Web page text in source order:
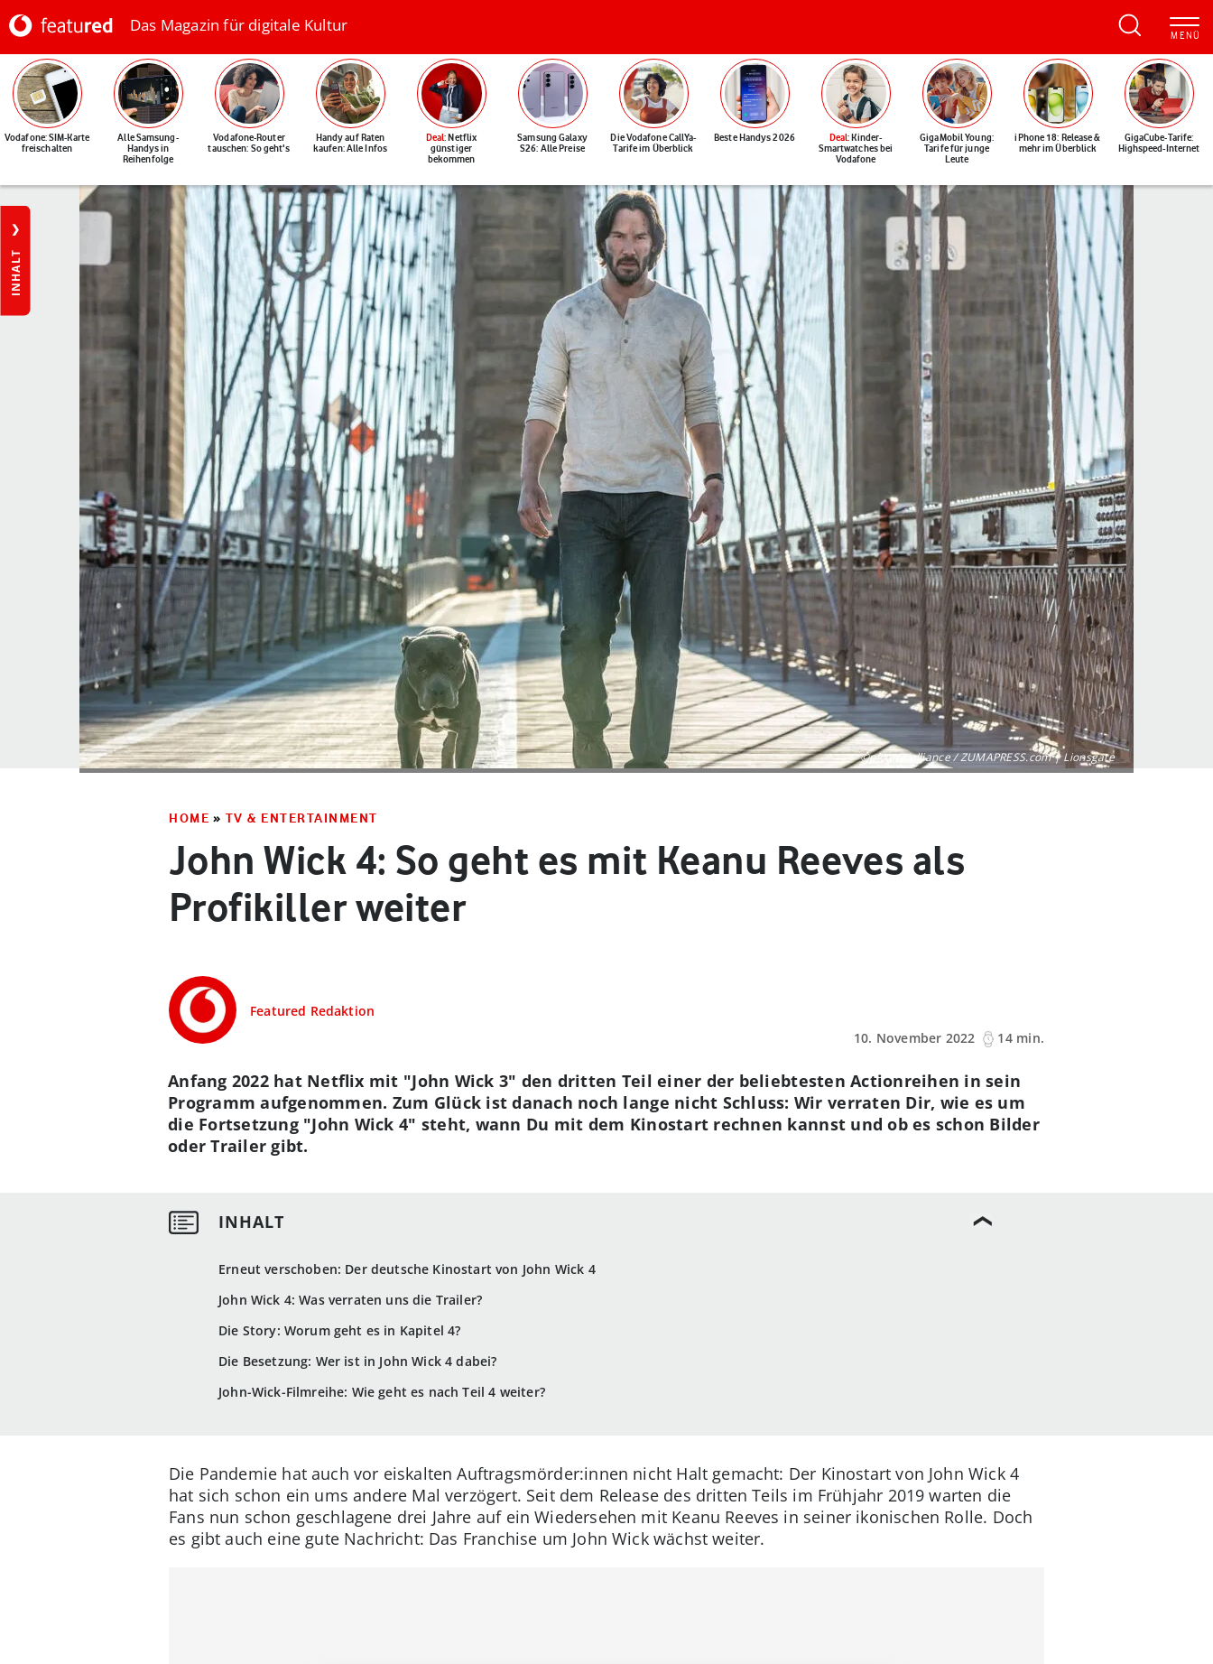
Das Magazin für digitale Kultur
Vodafone: SIM-Karte
freischalten
Alle Samsung-
Handys in
Reihenfolge
Vodafone-Router
tauschen: So geht's
Handy auf Raten
kaufen: Alle Infos
Deal: Netflix
günstiger
bekommen
Samsung Galaxy
S26: Alle Preise
Die Vodafone CallYa-
Tarife im Überblick
Beste Handys 2026 Deal: Kinder-
Smartwatches bei
Vodafone
GigaMobil Young:
Tarife für junge
Leute
iPhone 18: Release &
mehr im Überblick
GigaCube-Tarife:
Highspeed-Internet
INHALT
©picture alliance / ZUMAPRESS.com | Lionsgate
HOME » TV & ENTERTAINMENT
John Wick 4: So geht es mit Keanu Reeves als
Profikiller weiter
Featured Redaktion
10. November 2022
14 min.
Erneut verschoben: Der deutsche Kinostart von John Wick 4
John Wick 4: Was verraten uns die Trailer?
Die Story: Worum geht es in Kapitel 4?
Die Besetzung: Wer ist in John Wick 4 dabei?
John-Wick-Filmreihe: Wie geht es nach Teil 4 weiter?
Anfang 2022 hat Netflix mit "John Wick 3" den dritten Teil einer der beliebtesten Actionreihen in sein
Programm aufgenommen. Zum Glück ist danach noch lange nicht Schluss: Wir verraten Dir, wie es um
die Fortsetzung "John Wick 4" steht, wann Du mit dem Kinostart rechnen kannst und ob es schon Bilder
oder Trailer gibt.
Die Pandemie hat auch vor eiskalten Auftragsmörder:innen nicht Halt gemacht: Der Kinostart von John Wick 4
hat sich schon ein ums andere Mal verzögert. Seit dem Release des dritten Teils im Frühjahr 2019 warten die
Fans nun schon geschlagene drei Jahre auf ein Wiedersehen mit Keanu Reeves in seiner ikonischen Rolle. Doch
es gibt auch eine gute Nachricht: Das Franchise um John Wick wächst weiter.